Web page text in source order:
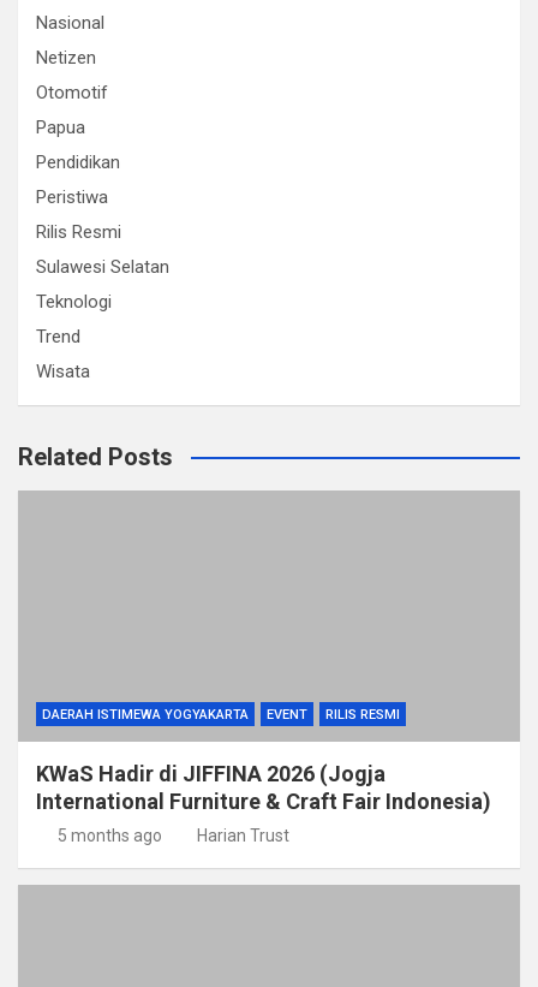
Nasional
Netizen
Otomotif
Papua
Pendidikan
Peristiwa
Rilis Resmi
Sulawesi Selatan
Teknologi
Trend
Wisata
Related Posts
DAERAH ISTIMEWA YOGYAKARTA EVENT RILIS RESMI
KWaS Hadir di JIFFINA 2026 (Jogja
International Furniture & Craft Fair Indonesia)
5 months ago Harian Trust